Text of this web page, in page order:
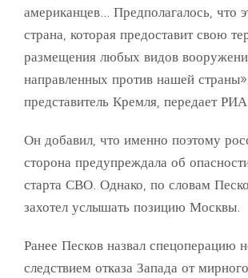
американцев... Предполагалось, что
страна, которая предоставит свою
размещения любых видов
направленных против нашей
представитель Кремля, передает
Он добавил, что именно поэтому
сторона предупреждала об
старта СВО. Однако, по словам
захотел услышать позицию Москвы.
Ранее Песков назвал спецоперацию
следствием отказа Запада от мирного